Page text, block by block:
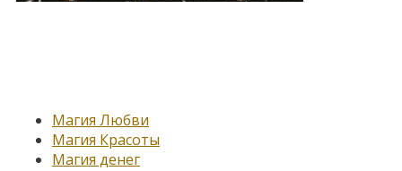
Магия Любви
Магия Красоты
Магия денег